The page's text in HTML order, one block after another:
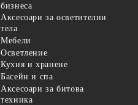
бизнеса
Аксесоари за осветителни
тела
Мебели
Осветление
Кухня и хранене
Басейн и спа
Аксесоари за битова
техника